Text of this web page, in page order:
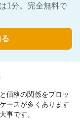
1分。完全無料で
価格の関係をプロッ
ースが多くあります
事です。